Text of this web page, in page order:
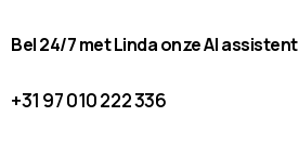
Bel 24/7 met Linda onze AI assistent
+31 97 010 222 336